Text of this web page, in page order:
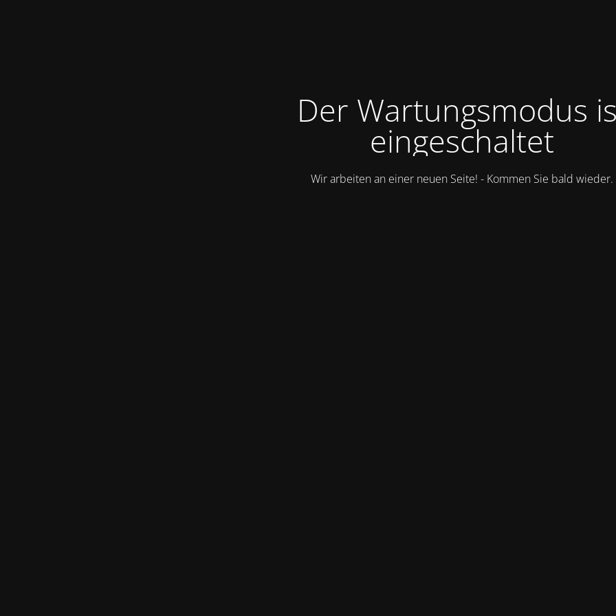
Der Wartungsmodus
eingeschaltet
Wir arbeiten an einer neuen Seite! - Kommen Sie bald wieder.